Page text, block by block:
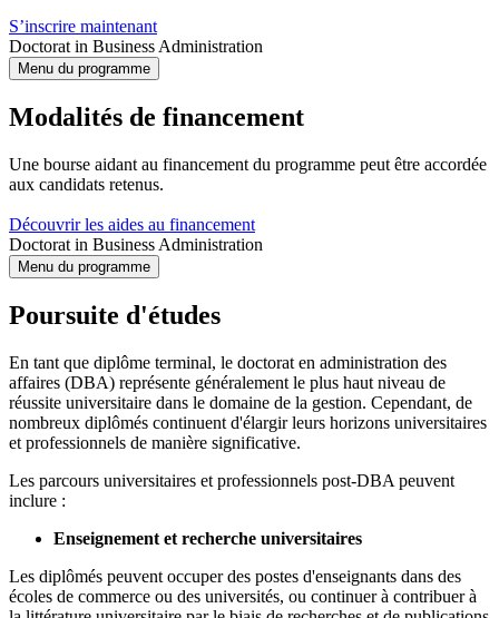
S’inscrire maintenant
Doctorat in Business Administration
Menu du programme
Modalités de financement
Une bourse aidant au financement du programme peut être accordée
aux candidats retenus.
Découvrir les aides au financement
Doctorat in Business Administration
Menu du programme
Poursuite d'études
En tant que diplôme terminal, le doctorat en administration des
affaires (DBA) représente généralement le plus haut niveau de
réussite universitaire dans le domaine de la gestion. Cependant, de
nombreux diplômés continuent d'élargir leurs horizons universitaires
et professionnels de manière significative.
Les parcours universitaires et professionnels post-DBA peuvent
inclure :
Enseignement et recherche universitaires
Les diplômés peuvent occuper des postes d'enseignants dans des
écoles de commerce ou des universités, ou continuer à contribuer à